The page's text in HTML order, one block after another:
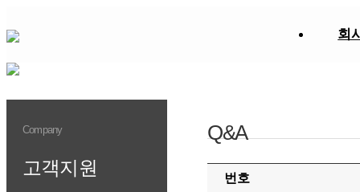
회
Company
고객지원
Q&A
번호